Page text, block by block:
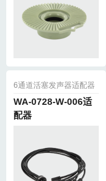
6通道活塞发声器适配器
WA-0728-W-006适
配器